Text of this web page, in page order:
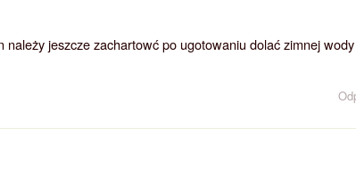
należy jeszcze zachartowć po ugotowaniu dolać zimnej